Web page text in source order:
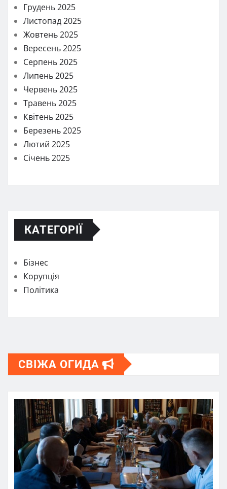
Грудень 2025
Листопад 2025
Жовтень 2025
Вересень 2025
Серпень 2025
Липень 2025
Червень 2025
Травень 2025
Квітень 2025
Березень 2025
Лютий 2025
Січень 2025
КАТЕГОРІЇ
Бізнес
Корупція
Політика
СВІЖА ОГИДА